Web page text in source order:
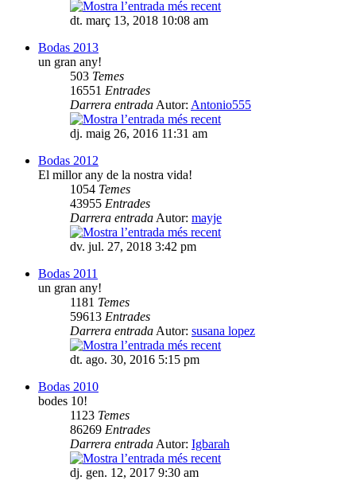
dt. març 13, 2018 10:08 am
Bodas 2013
un gran any!
503 Temes
16551 Entrades
Darrera entrada Autor: Antonio555
dj. maig 26, 2016 11:31 am
Bodas 2012
El millor any de la nostra vida!
1054 Temes
43955 Entrades
Darrera entrada Autor: mayje
dv. jul. 27, 2018 3:42 pm
Bodas 2011
un gran any!
1181 Temes
59613 Entrades
Darrera entrada Autor: susana lopez
dt. ago. 30, 2016 5:15 pm
Bodas 2010
bodes 10!
1123 Temes
86269 Entrades
Darrera entrada Autor: Igbarah
dj. gen. 12, 2017 9:30 am